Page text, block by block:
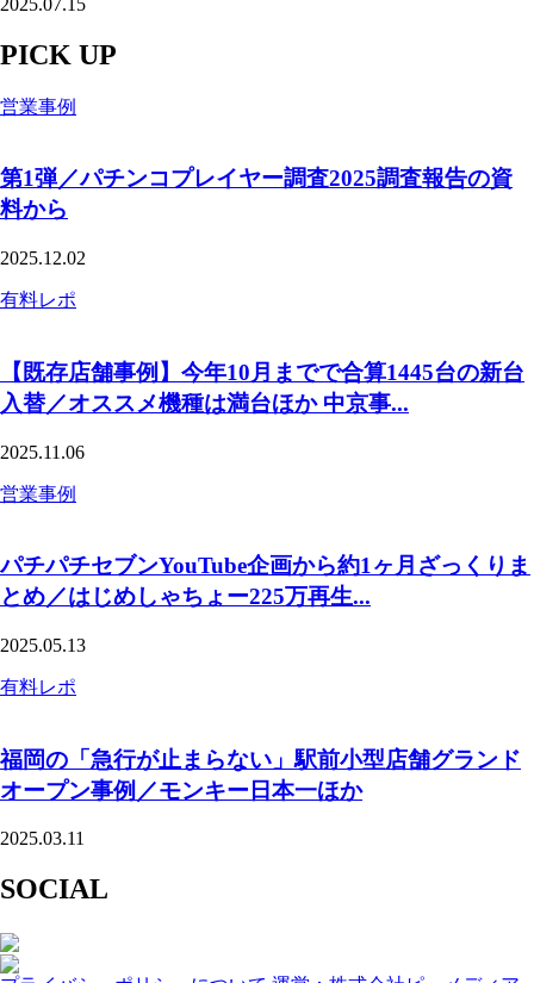
PICK UP
営業事例
第1弾／パチンコプレイヤー調査2025調査報告の資
料から
2025.12.02
有料レポ
【既存店舗事例】今年10月までで合算1445台の新台
入替／オススメ機種は満台ほか 中京事...
2025.11.06
営業事例
パチパチセブンYouTube企画から約1ヶ月ざっくりま
とめ／はじめしゃちょー225万再生...
2025.05.13
有料レポ
福岡の「急行が止まらない」駅前小型店舗グランド
オープン事例／モンキー日本一ほか
2025.03.11
SOCIAL